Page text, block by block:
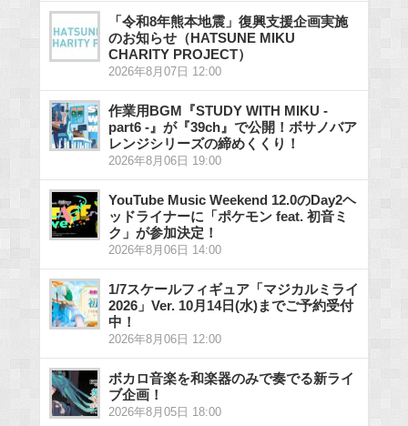
「令和8年熊本地震」復興支援企画実施
のお知らせ（HATSUNE MIKU
CHARITY PROJECT）
2026年8月07日 12:00
作業用BGM『STUDY WITH MIKU -
part6 -』が『39ch』で公開！ボサノバア
レンジシリーズの締めくくり！
2026年8月06日 19:00
YouTube Music Weekend 12.0のDay2ヘ
ッドライナーに「ポケモン feat. 初音ミ
ク」が参加決定！
2026年8月06日 14:00
1/7スケールフィギュア「マジカルミライ
2026」Ver. 10月14日(水)までご予約受付
中！
2026年8月06日 12:00
ボカロ音楽を和楽器のみで奏でる新ライ
ブ企画！
2026年8月05日 18:00